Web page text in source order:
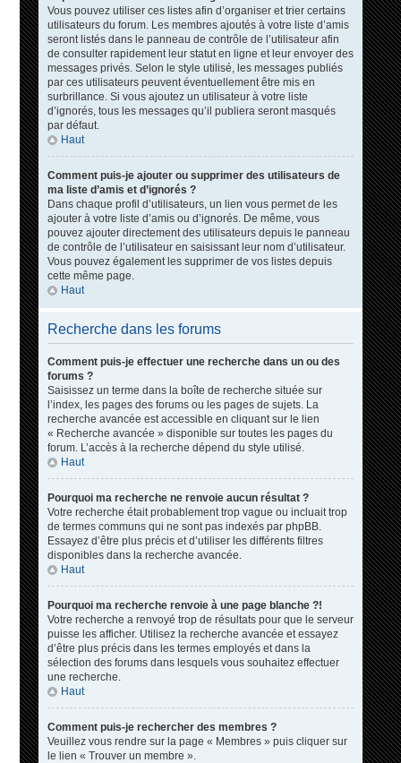
Vous pouvez utiliser ces listes afin d’organiser et trier certains
utilisateurs du forum. Les membres ajoutés à votre liste d’amis
seront listés dans le panneau de contrôle de l’utilisateur afin
de consulter rapidement leur statut en ligne et leur envoyer des
messages privés. Selon le style utilisé, les messages publiés
par ces utilisateurs peuvent éventuellement être mis en
surbrillance. Si vous ajoutez un utilisateur à votre liste
d’ignorés, tous les messages qu’il publiera seront masqués
par défaut.
Haut
Comment puis-je ajouter ou supprimer des utilisateurs de
ma liste d’amis et d’ignorés ?
Dans chaque profil d’utilisateurs, un lien vous permet de les
ajouter à votre liste d’amis ou d’ignorés. De même, vous
pouvez ajouter directement des utilisateurs depuis le panneau
de contrôle de l’utilisateur en saisissant leur nom d’utilisateur.
Vous pouvez également les supprimer de vos listes depuis
cette même page.
Haut
Recherche dans les forums
Comment puis-je effectuer une recherche dans un ou des
forums ?
Saisissez un terme dans la boîte de recherche située sur
l’index, les pages des forums ou les pages de sujets. La
recherche avancée est accessible en cliquant sur le lien
« Recherche avancée » disponible sur toutes les pages du
forum. L’accès à la recherche dépend du style utilisé.
Haut
Pourquoi ma recherche ne renvoie aucun résultat ?
Votre recherche était probablement trop vague ou incluait trop
de termes communs qui ne sont pas indexés par phpBB.
Essayez d’être plus précis et d’utiliser les différents filtres
disponibles dans la recherche avancée.
Haut
Pourquoi ma recherche renvoie à une page blanche ?!
Votre recherche a renvoyé trop de résultats pour que le serveur
puisse les afficher. Utilisez la recherche avancée et essayez
d’être plus précis dans les termes employés et dans la
sélection des forums dans lesquels vous souhaitez effectuer
une recherche.
Haut
Comment puis-je rechercher des membres ?
Veuillez vous rendre sur la page « Membres » puis cliquer sur
le lien « Trouver un membre ».